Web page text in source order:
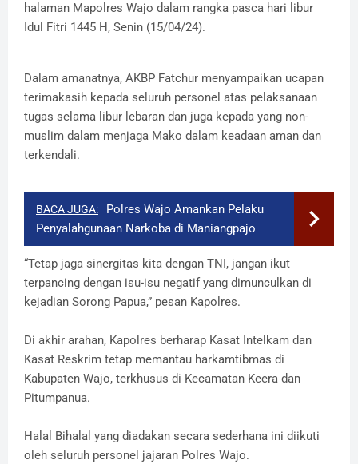
halaman Mapolres Wajo dalam rangka pasca hari libur
Idul Fitri 1445 H, Senin (15/04/24).
Dalam amanatnya, AKBP Fatchur menyampaikan ucapan
terimakasih kepada seluruh personel atas pelaksanaan
tugas selama libur lebaran dan juga kepada yang non-
muslim dalam menjaga Mako dalam keadaan aman dan
terkendali.
BACA JUGA:
Polres Wajo Amankan Pelaku
Penyalahgunaan Narkoba di Maniangpajo
“Tetap jaga sinergitas kita dengan TNI, jangan ikut
terpancing dengan isu-isu negatif yang dimunculkan di
kejadian Sorong Papua,” pesan Kapolres.
Di akhir arahan, Kapolres berharap Kasat Intelkam dan
Kasat Reskrim tetap memantau harkamtibmas di
Kabupaten Wajo, terkhusus di Kecamatan Keera dan
Pitumpanua.
Halal Bihalal yang diadakan secara sederhana ini diikuti
oleh seluruh personel jajaran Polres Wajo.